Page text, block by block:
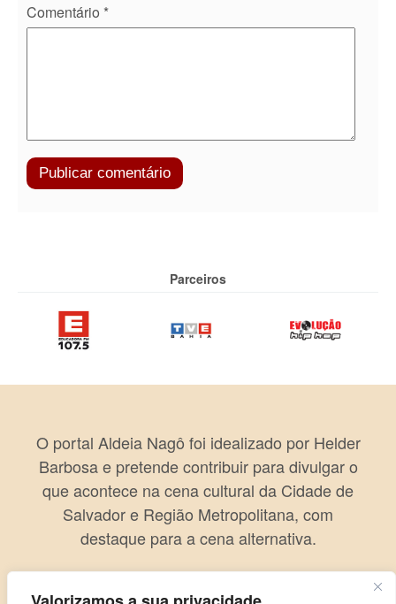
Comentário *
Parceiros
O portal Aldeia Nagô foi idealizado por Helder
Barbosa e pretende contribuir para divulgar o
que acontece na cena cultural da Cidade de
Salvador e Região Metropolitana, com
destaque para a cena alternativa.